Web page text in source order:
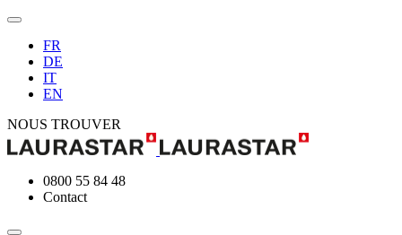
FR
DE
IT
EN
NOUS TROUVER
0800 55 84 48
Contact